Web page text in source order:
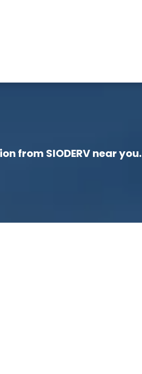
from SIODERV near you.